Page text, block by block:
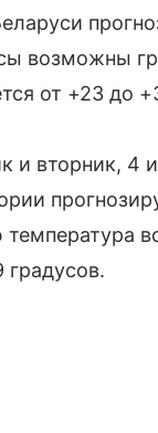
возможны
от +23 до
и вторник, 4
градусов.